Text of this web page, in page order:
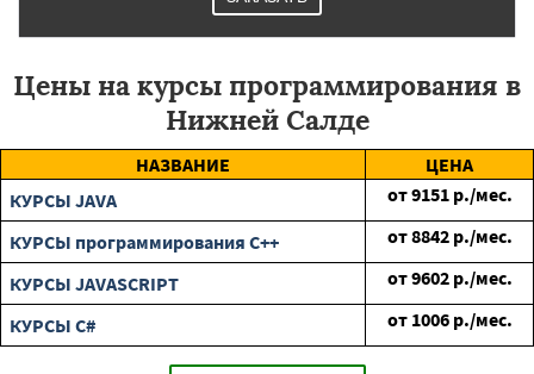
Цены на курсы программирования в
Нижней Салде
НАЗВАНИЕ
ЦЕНА
КУРСЫ JAVA
от9151 р./мес.
КУРСЫ программирования C++
от8842 р./мес.
КУРСЫ JAVASCRIPT
от9602 р./мес.
КУРСЫ C#
от 1006 р./мес.